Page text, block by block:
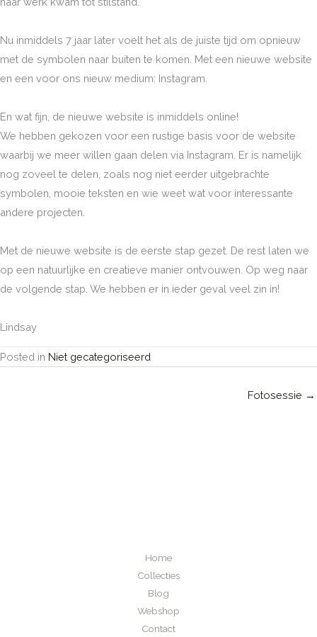
Nu inmiddels 7 jaar later voelt het als de juiste tijd om opnieuw
met de symbolen naar buiten te komen. Met een nieuwe website
en een voor ons nieuw medium: Instagram.
En wat fijn, de nieuwe website is inmiddels online!
We hebben gekozen voor een rustige basis voor de website
waarbij we meer willen gaan delen via Instagram. Er is namelijk
nog zoveel te delen, zoals nog niet eerder uitgebrachte
symbolen, mooie teksten en wie weet wat voor interessante
andere projecten.
Met de nieuwe website is de eerste stap gezet. De rest laten we
op een natuurlijke en creatieve manier ontvouwen. Op weg naar
de volgende stap. We hebben er in ieder geval veel zin in!
Lindsay
Posted in Niet gecategoriseerd
Fotosessie →
Home
Collecties
Blog
Webshop
Contact